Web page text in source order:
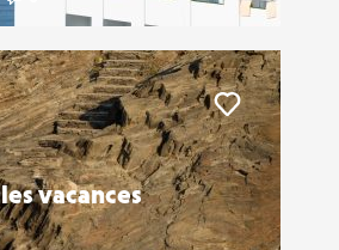
les vacances
Liker